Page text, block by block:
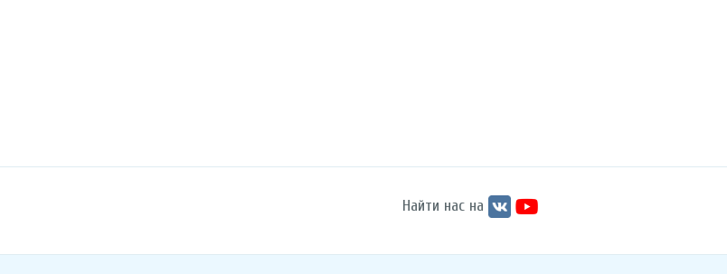
Найти нас на